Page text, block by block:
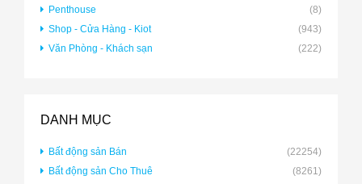
Penthouse
(8)
Shop - Cửa Hàng - Kiot
(943)
Văn Phòng - Khách sạn
(222)
DANH MỤC
Bất động sản Bán
(22254)
Bất động sản Cho Thuê
(8261)